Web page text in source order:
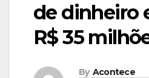
de dinheiro
R$ 35
By Acontece